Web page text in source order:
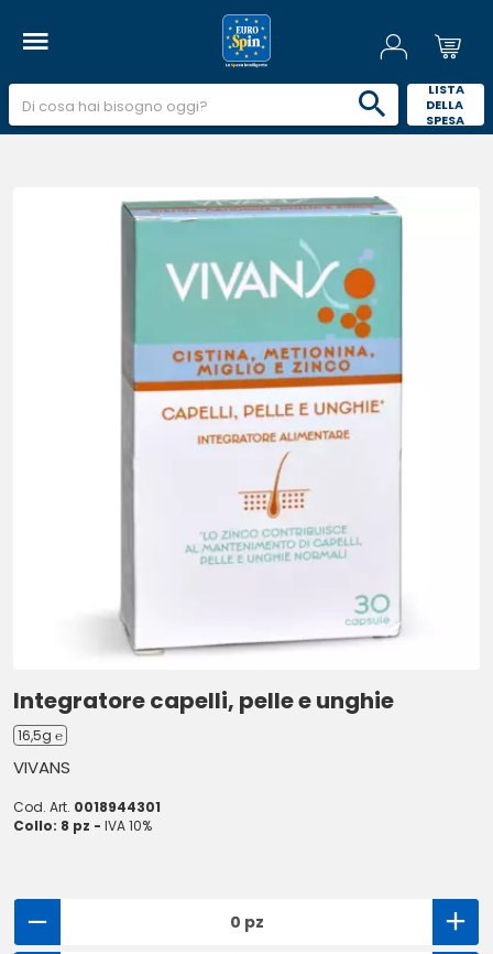
LISTA
DELLA
SPESA
Integratore capelli, pelle e unghie
16,5g ℮
VIVANS
Cod. Art. 0018944301
Collo: 8 pz - IVA 10%
0 pz